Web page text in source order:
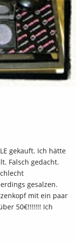
gekauft. Ich hätte
Falsch gedacht.
gesalzen.
mit ein paar
50€!!!!!!! Ich